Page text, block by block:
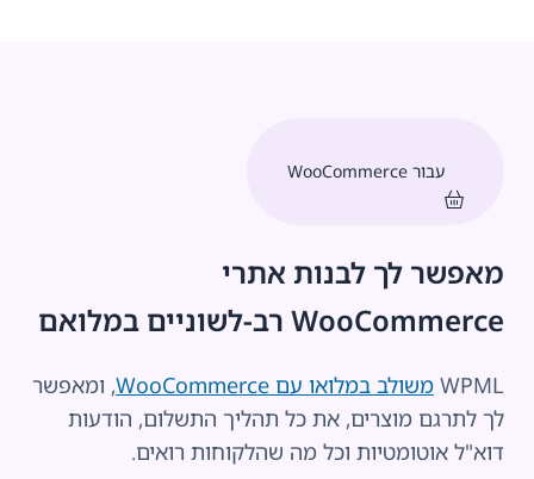
עבור WooCommerce
מאפשר לך לבנות אתרי
WooCommerce רב-לשוניים במלואם
WPML משולב במלואו עם WooCommerce
, ומאפשר
לך לתרגם מוצרים, את כל תהליך התשלום, הודעות
דוא"ל אוטומטיות וכל מה שהלקוחות רואים.